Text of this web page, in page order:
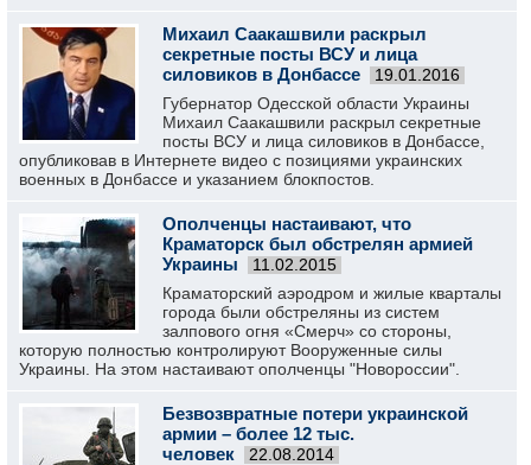
Михаил Саакашвили раскрыл
секретные посты ВСУ и лица
силовиков в Донбассе
19.01.2016
Губернатор Одесской области Украины
Михаил Саакашвили раскрыл секретные
посты ВСУ и лица силовиков в Донбассе,
опубликовав в Интернете видео с позициями украинских
военных в Донбассе и указанием блокпостов.
Ополченцы настаивают, что
Краматорск был обстрелян армией
Украины
11.02.2015
Краматорский аэродром и жилые кварталы
города были обстреляны из систем
залпового огня «Смерч» со стороны,
которую полностью контролируют Вооруженные силы
Украины. На этом настаивают ополченцы "Новороссии".
Безвозвратные потери украинской
армии – более 12 тыс.
человек
22.08.2014